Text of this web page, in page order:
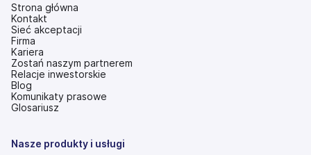
Strona główna
Kontakt
Sieć akceptacji
Firma
Kariera
Zostań naszym partnerem
Relacje inwestorskie
(otwiera
się
w
Blog
Komunikaty prasowe
Glosariusz
Nasze produkty i usługi